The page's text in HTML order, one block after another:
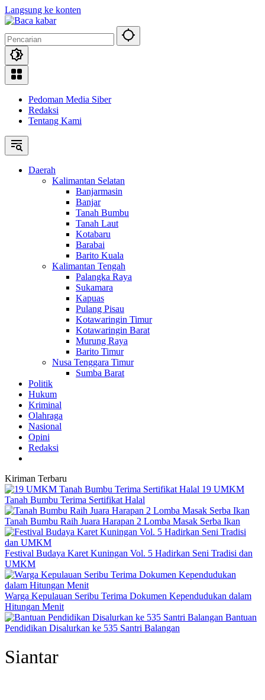
Langsung ke konten
Pedoman Media Siber
Redaksi
Tentang Kami
Daerah
Kalimantan Selatan
Banjarmasin
Banjar
Tanah Bumbu
Tanah Laut
Kotabaru
Barabai
Barito Kuala
Kalimantan Tengah
Palangka Raya
Sukamara
Kapuas
Pulang Pisau
Kotawaringin Timur
Kotawaringin Barat
Murung Raya
Barito Timur
Nusa Tenggara Timur
Sumba Barat
Politik
Hukum
Kriminal
Olahraga
Nasional
Opini
Redaksi
Kiriman Terbaru
19 UMKM
Tanah Bumbu Terima Sertifikat Halal
Tanah Bumbu Raih Juara Harapan 2 Lomba Masak Serba Ikan
Festival Budaya Karet Kuningan Vol. 5 Hadirkan Seni Tradisi dan
UMKM
Warga Kepulauan Seribu Terima Dokumen Kependudukan dalam
Hitungan Menit
Bantuan
Pendidikan Disalurkan ke 535 Santri Balangan
Siantar